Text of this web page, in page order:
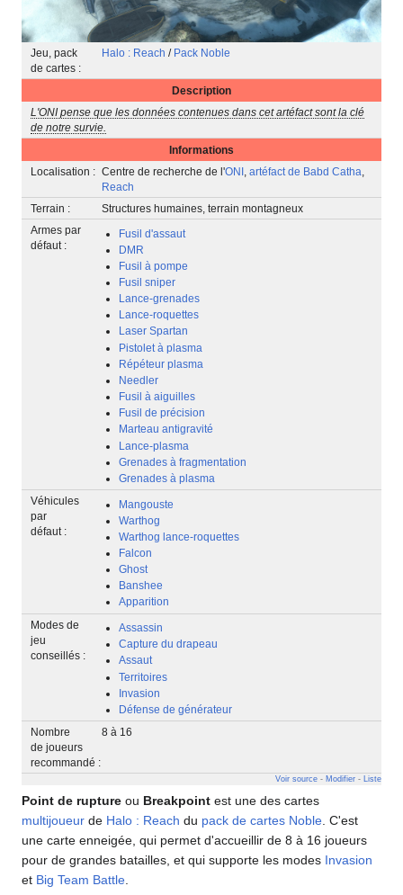
Jeu, pack
de cartes :
Halo : Reach / Pack Noble
Description
L'ONI pense que les données contenues dans cet artéfact sont la clé
de notre survie.
Informations
Localisation : Centre de recherche de l'ONI ,artéfact de Babd Catha
Reach
Terrain :
Structures humaines, terrain montagneux
Armes par
défaut :
Fusil d'assaut
DMR
Fusil à pompe
Fusil sniper
Lance-grenades
Lance-roquettes
Laser Spartan
Pistolet à plasma
Répéteur plasma
Needler
Fusil à aiguilles
Fusil de précision
Marteau antigravité
Lance-plasma
Grenades à fragmentation
Grenades à plasma
Véhicules
par
défaut :
Mangouste
Warthog
Warthog lance-roquettes
Falcon
Ghost
Banshee
Apparition
Modes de
jeu
conseillés :
Assassin
Capture du drapeau
Assaut
Territoires
Invasion
Défense de générateur
Nombre
de joueurs
recommandé :
8 à 16
Voir source - Modifier - Liste
Point de rupture ou Breakpoint est une des cartes
multijoueur de Halo : Reach du pack de cartes Noble . C'est
une carte enneigée, qui permet d'accueillir de 8 à 16 joueurs
pour de grandes batailles, et qui supporte les modes Invasion
et Big Team Battle